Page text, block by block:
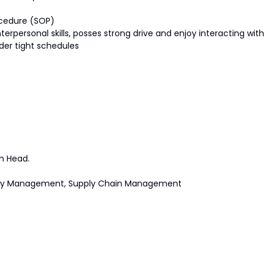
(SOP)
skills, posses strong drive and enjoy interacting with
tight schedules
Head.
Management, Supply Chain Management